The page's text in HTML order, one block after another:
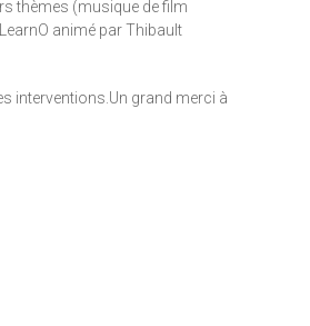
thèmes (musique de film
animé par Thibault
interventions.Un grand merci à